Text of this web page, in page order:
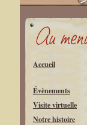
Accueil
Évènements
Visite virtuelle
Notre histoire